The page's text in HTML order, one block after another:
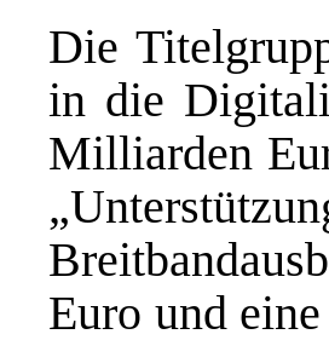
Die
in die
Milliarden
Euro und